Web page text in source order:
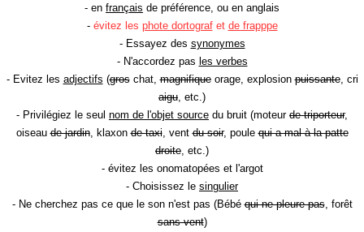
- en français de préférence, ou en anglais
- évitez les phote dortografet de frapppe
- Essayez des synonymes
- N'accordez pas les verbes
- Evitez les adjectifs (groschat,magnifiqueorage, explosionpuissante, cri
aigu , etc.)
- Privilégiez le seul nom de l'objet source du bruit (moteur de triporteur,
oiseaude jardin, klaxonde taxi, ventdu soir, poulequi a mal à la patte
droite , etc.)
- évitez les onomatopées et l'argot
- Choisissez le singulier
- Ne cherchez pas ce que le son n'est pas (Bébéqui ne pleure pas, forêt
sans vent)